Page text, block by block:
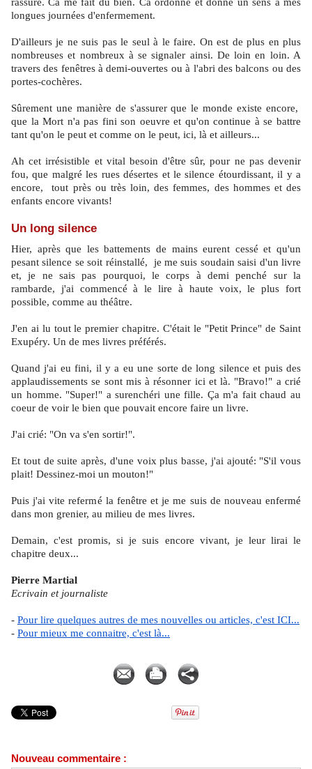
longues journées d'enfermement.
D'ailleurs je ne suis pas le seul à le faire. On est de plus en plus
nombreuses et nombreux à se signaler ainsi. De loin en loin. A
travers des fenêtres à demi-ouvertes ou à l'abri des balcons ou des
portes-cochères.
Sûrement une manière de s'assurer que le monde existe encore,
que la Mort n'a pas fini son oeuvre et qu'on continue à se battre
tant qu'on le peut et comme on le peut, ici, là et ailleurs...
Ah cet irrésistible et vital besoin d'être sûr, pour ne pas devenir
fou, que malgré les rues désertes et le silence étourdissant, il y a
encore, tout près ou très loin, des femmes, des hommes et des
enfants encore vivants!
Un long silence
Hier, après que les battements de mains eurent cessé et qu'un
pesant silence se soit réinstallé, je me suis soudain saisi d'un livre
et, je ne sais pas pourquoi, le corps à demi penché sur la
rambarde, j'ai commencé à le lire à haute voix, le plus fort
possible, comme au théâtre.
J'en ai lu tout le premier chapitre. C'était le "Petit Prince" de Saint
Exupéry. Un de mes livres préférés.
Quand j'ai eu fini, il y a eu une sorte de long silence et puis des
applaudissements se sont mis à résonner ici et là. "Bravo!" a crié
un homme. "Super!" a surenchéri une fille. Ça m'a fait chaud au
coeur de voir le bien que pouvait encore faire un livre.
J'ai crié: "On va s'en sortir!".
Et tout de suite après, d'une voix plus basse, j'ai ajouté: "S'il vous
plait! Dessinez-moi un mouton!"
Puis j'ai vite refermé la fenêtre et je me suis de nouveau enfermé
dans mon grenier, au milieu de mes livres.
Demain, c'est promis, si je suis encore vivant, je leur lirai le
chapitre deux...
Pierre Martial
Ecrivain et journaliste
- Pour lire quelques autres de mes nouvelles ou articles, c'est ICI...
- Pour mieux me connaitre, c'est là...
Nouveau commentaire :